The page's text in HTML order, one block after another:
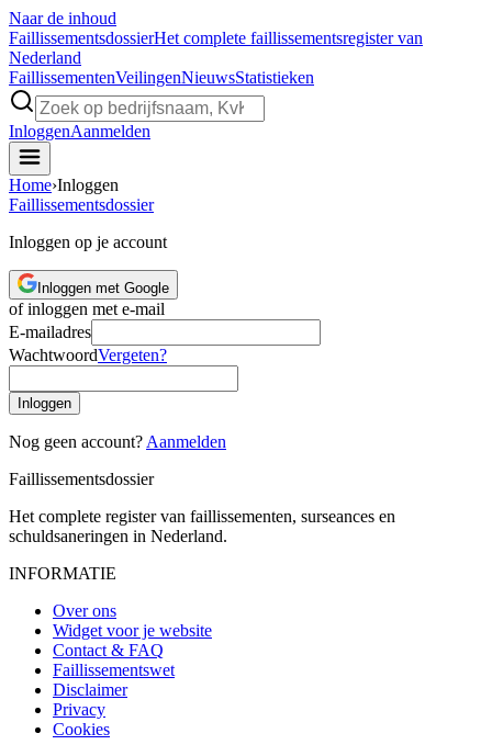
Naar de inhoud
FaillissementsdossierHet complete faillissementsregister van
Nederland
FaillissementenVeilingenNieuwsStatistieken
InloggenAanmelden
Home›Inloggen
Faillissementsdossier
Inloggen op je account
Inloggen met Google
of inloggen met e-mail
E-mailadres
WachtwoordVergeten?
Inloggen
Nog geen account? Aanmelden
Faillissementsdossier
Het complete register van faillissementen, surseances en
schuldsaneringen in Nederland.
INFORMATIE
Over ons
Widget voor je website
Contact & FAQ
Faillissementswet
Disclaimer
Privacy
Cookies